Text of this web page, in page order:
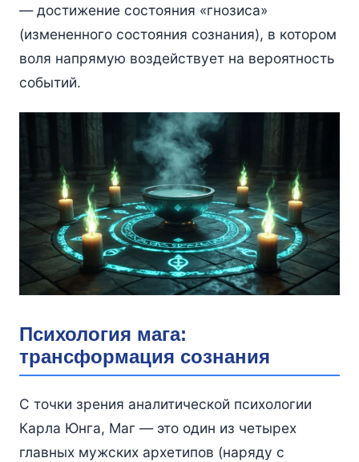
— достижение состояния «гнозиса»
(измененного состояния сознания), в котором
воля напрямую воздействует на вероятность
событий.
Психология мага:
трансформация сознания
С точки зрения аналитической психологии
Карла Юнга, Маг — это один из четырех
главных мужских архетипов (наряду с